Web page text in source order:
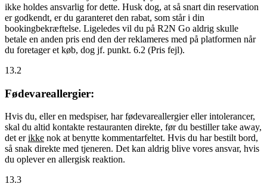
ikke holdes ansvarlig for dette. Husk dog, at så snart din reservation
er godkendt, er du garanteret den rabat, som står i din
bookingbekræftelse. Ligeledes vil du på R2N Go aldrig skulle
betale en anden pris end den der reklameres med på platformen når
du foretager et køb, dog jf. punkt. 6.2 (Pris fejl).
13.2
Fødevareallergier:
Hvis du, eller en medspiser, har fødevareallergier eller intolerancer,
skal du altid kontakte restauranten direkte, før du bestiller take away,
det erikke nok at benytte kommentarfeltet. Hvis du har bestilt bord,
så snak direkte med tjeneren. Det kan aldrig blive vores ansvar, hvis
du oplever en allergisk reaktion.
13.3